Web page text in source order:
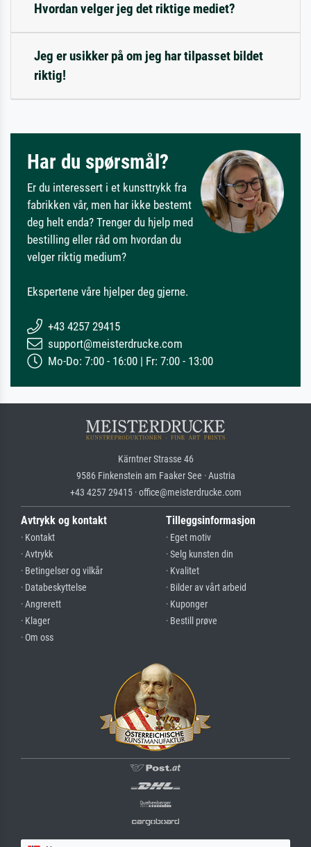
Hvordan velger jeg det riktige mediet?
Jeg er usikker på om jeg har tilpasset bildet
riktig!
Har du spørsmål?
Er du interessert i et kunsttrykk fra
fabrikken vår, men har ikke bestemt
deg helt enda? Trenger du hjelp med
bestilling eller råd om hvordan du
velger riktig medium?
Ekspertene våre hjelper deg gjerne.
+43 4257 29415
support@meisterdrucke.com
Mo-Do: 7:00 - 16:00 | Fr: 7:00 - 13:00
Kärntner Strasse 46
9586 Finkenstein am Faaker See · Austria
+43 4257 29415 · office@meisterdrucke.com
Avtrykk og kontakt
· Kontakt
· Avtrykk
· Betingelser og vilkår
· Databeskyttelse
· Angrerett
· Klager
· Om oss
Tilleggsinformasjon
· Eget motiv
· Selg kunsten din
· Kvalitet
· Bilder av vårt arbeid
· Kuponger
· Bestill prøve